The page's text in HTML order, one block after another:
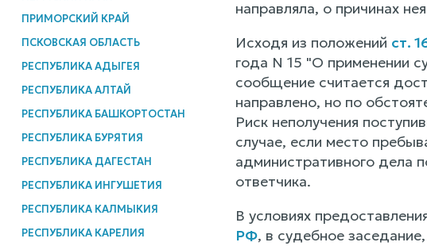
ПРИМОРСКИЙ КРАЙ
ПСКОВСКАЯ ОБЛАСТЬ
РЕСПУБЛИКА АДЫГЕЯ
РЕСПУБЛИКА АЛТАЙ
РЕСПУБЛИКА БАШКОРТОСТАН
РЕСПУБЛИКА БУРЯТИЯ
РЕСПУБЛИКА ДАГЕСТАН
РЕСПУБЛИКА ИНГУШЕТИЯ
РЕСПУБЛИКА КАЛМЫКИЯ
РЕСПУБЛИКА КАРЕЛИЯ
направляла, о причинах
Исходя из положений ст.
года N 15 "О применении
сообщение считается
направлено, но по
Риск неполучения
случае, если место
административного дела
ответчика.
В условиях
РФ, в судебное